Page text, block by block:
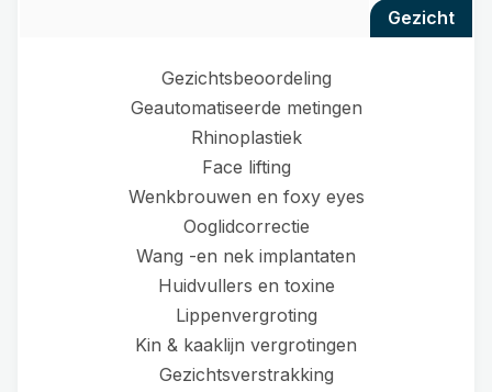
gezicht
Gezichtsbeoordeling
Geautomatiseerde metingen
Rhinoplastiek
Face lifting
Wenkbrouwen en foxy eyes
Ooglidcorrectie
Wang -en nek implantaten
Huidvullers en toxine
Lippenvergroting
Kin & kaaklijn vergrotingen
Gezichtsverstrakking